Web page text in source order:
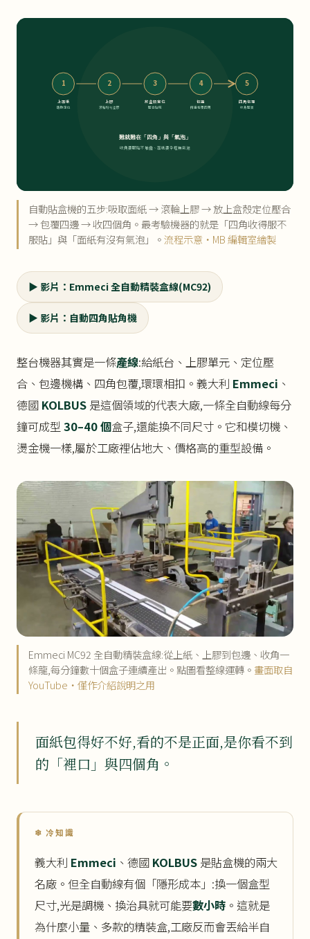
1
上面紙
吸取定位
2
上膠
滾輪均勻塗膠
3
放盒殼定位
壓合貼底
4
包邊
摺邊包覆四周
5
四角包覆
收角壓實
難就難在「四角」與「氣泡」
收角要服貼不堆疊、面紙要全程無氣泡
自動貼盒機的五步:吸取面紙 → 滾輪上膠 → 放上盒殼定位壓合
→ 包覆四邊 → 收四個角。最考驗機器的就是「四角收得服不
服貼」與「面紙有沒有氣泡」。流程示意・MB 編輯室繪製
▶ 影片：Emmeci 全自動精裝盒線(MC92)
▶ 影片：自動四角貼角機
整台機器其實是一條產線:給紙台、上膠單元、定位壓
合、包邊機構、四角包覆,環環相扣。義大利 Emmeci 、
德國 KOLBUS 是這個領域的代表大廠,一條全自動線每分
鐘可成型 30–40 個盒子,還能換不同尺寸。它和模切機、
燙金機一樣,屬於工廠裡佔地大、價格高的重型設備。
Emmeci MC92 全自動精裝盒線:從上紙、上膠到包邊、收角一
條龍,每分鐘數十個盒子連續產出。點圖看整線運轉。 畫面取自
YouTube・僅作介紹說明之用
面紙包得好不好,看的不是正面,是你看不到
的「裡口」與四個角。
❄ 冷知識
義大利 Emmeci 、德國 KOLBUS 是貼盒機的兩大
名廠。但全自動線有個「隱形成本」:換一個盒型
尺寸,光是調機、換治具就可能要數小時 。這就是
為什麼小量、多款的精裝盒,工廠反而會丟給半自